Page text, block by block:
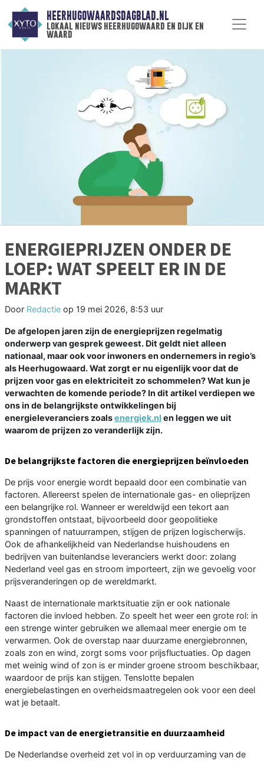
HEERHUGOWAARDSDAGBLAD.NL
lokaal nieuws heerhugowaard en dijk en
waard
ENERGIEPRIJZEN ONDER DE
LOEP: WAT SPEELT ER IN DE
MARKT
Door Redactie op 19 mei 2026, 8:53 uur
De afgelopen jaren zijn de energieprijzen regelmatig
onderwerp van gesprek geweest. Dit geldt niet alleen
nationaal, maar ook voor inwoners en ondernemers in regio’s
als Heerhugowaard. Wat zorgt er nu eigenlijk voor dat de
prijzen voor gas en elektriciteit zo schommelen? Wat kun je
verwachten de komende periode? In dit artikel verdiepen we
ons in de belangrijkste ontwikkelingen bij
energieleveranciers zoalsenergiek.nl en leggen we uit
waarom de prijzen zo veranderlijk zijn.
De belangrijkste factoren die energieprijzen beïnvloeden
De prijs voor energie wordt bepaald door een combinatie van
factoren. Allereerst spelen de internationale gas- en olieprijzen
een belangrijke rol. Wanneer er wereldwijd een tekort aan
grondstoffen ontstaat, bijvoorbeeld door geopolitieke
spanningen of natuurrampen, stijgen de prijzen logischerwijs.
Ook de afhankelijkheid van Nederlandse huishoudens en
bedrijven van buitenlandse leveranciers werkt door: zolang
Nederland veel gas en stroom importeert, zijn we gevoelig voor
prijsveranderingen op de wereldmarkt.
Naast de internationale marktsituatie zijn er ook nationale
factoren die invloed hebben. Zo speelt het weer een grote rol: in
een strenge winter gebruiken we allemaal meer energie om te
verwarmen. Ook de overstap naar duurzame energiebronnen,
zoals zon en wind, zorgt soms voor prijsfluctuaties. Op dagen
met weinig wind of zon is er minder groene stroom beschikbaar,
waardoor de prijs kan stijgen. Tenslotte bepalen
energiebelastingen en overheidsmaatregelen ook voor een deel
wat je betaalt.
De impact van de energietransitie en duurzaamheid
De Nederlandse overheid zet vol in op verduurzaming van de